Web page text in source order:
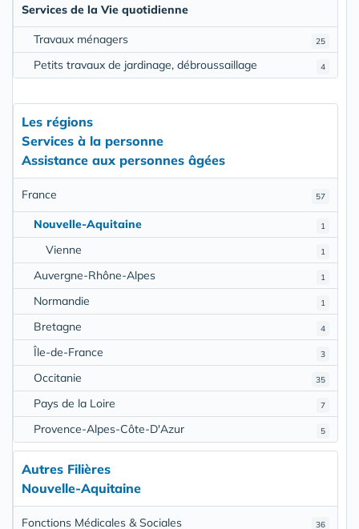
Services de la Vie quotidienne
25
Travaux ménagers
4
Petits travaux de jardinage, débroussaillage
Les régions
Services à la personne
Assistance aux personnes âgées
57
France
1
Nouvelle-Aquitaine
1
Vienne
1
Auvergne-Rhône-Alpes
1
Normandie
4
Bretagne
3
Île-de-France
35
Occitanie
7
Pays de la Loire
5
Provence-Alpes-Côte-D'Azur
Autres Filières
Nouvelle-Aquitaine
36
Fonctions Médicales & Sociales